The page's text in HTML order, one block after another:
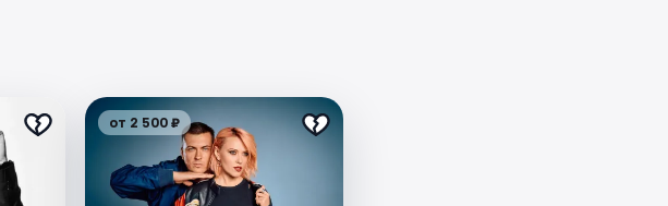
от 2 500 ₽